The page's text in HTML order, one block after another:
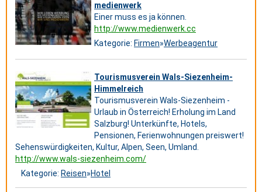
medienwerk
Einer muss es ja können.
http://www.medienwerk.cc
Kategorie: Firmen»Werbeagentur
Tourismusverein Wals-Siezenheim-
Himmelreich
Tourismusverein Wals-Siezenheim -
Urlaub in Österreich! Erholung im Land
Salzburg! Unterkünfte, Hotels,
Pensionen, Ferienwohnungen preiswert!
Sehenswürdigkeiten, Kultur, Alpen, Seen, Umland.
http://www.wals-siezenheim.com/
Kategorie: Reisen»Hotel